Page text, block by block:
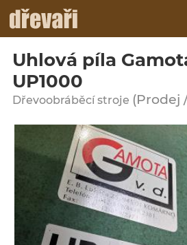
Uhlová píla
UP1000
Dřevoobráběcí stroje (Prodej